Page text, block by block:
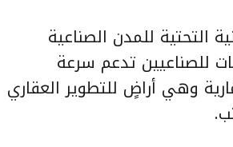
للمدن الصناعية
للصناعيين تدعم سرعة
وهي أراضٍ للتطوير العقاري